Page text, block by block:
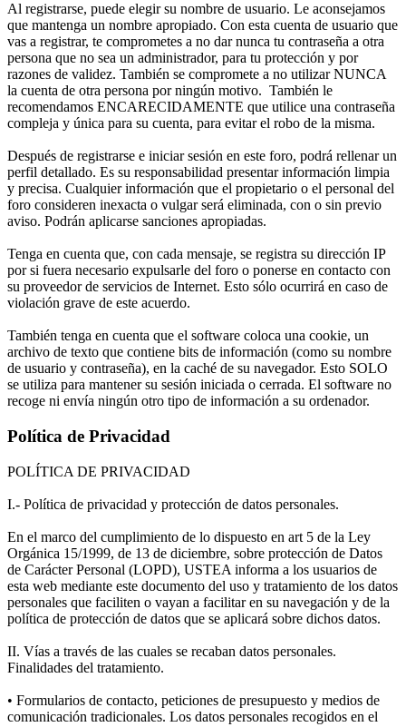
Al registrarse, puede elegir su nombre de usuario. Le aconsejamos
que mantenga un nombre apropiado. Con esta cuenta de usuario que
vas a registrar, te comprometes a no dar nunca tu contraseña a otra
persona que no sea un administrador, para tu protección y por
razones de validez. También se compromete a no utilizar NUNCA
la cuenta de otra persona por ningún motivo. También le
recomendamos ENCARECIDAMENTE que utilice una contraseña
compleja y única para su cuenta, para evitar el robo de la misma.
Después de registrarse e iniciar sesión en este foro, podrá rellenar un
perfil detallado. Es su responsabilidad presentar información limpia
y precisa. Cualquier información que el propietario o el personal del
foro consideren inexacta o vulgar será eliminada, con o sin previo
aviso. Podrán aplicarse sanciones apropiadas.
Tenga en cuenta que, con cada mensaje, se registra su dirección IP
por si fuera necesario expulsarle del foro o ponerse en contacto con
su proveedor de servicios de Internet. Esto sólo ocurrirá en caso de
violación grave de este acuerdo.
También tenga en cuenta que el software coloca una cookie, un
archivo de texto que contiene bits de información (como su nombre
de usuario y contraseña), en la caché de su navegador. Esto SOLO
se utiliza para mantener su sesión iniciada o cerrada. El software no
recoge ni envía ningún otro tipo de información a su ordenador.
Política de Privacidad
POLÍTICA DE PRIVACIDAD
I.- Política de privacidad y protección de datos personales.
En el marco del cumplimiento de lo dispuesto en art 5 de la Ley
Orgánica 15/1999, de 13 de diciembre, sobre protección de Datos
de Carácter Personal (LOPD), USTEA informa a los usuarios de
esta web mediante este documento del uso y tratamiento de los datos
personales que faciliten o vayan a facilitar en su navegación y de la
política de protección de datos que se aplicará sobre dichos datos.
II. Vías a través de las cuales se recaban datos personales.
Finalidades del tratamiento.
• Formularios de contacto, peticiones de presupuesto y medios de
comunicación tradicionales. Los datos personales recogidos en el